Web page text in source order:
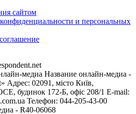
сайтом
и персональных
медиа Название онлайн-медиа -
Адрес: 02091, місто Київ,
будинок 172-Б, офіс 208/1 E-mail:
Телефон: 044-205-43-00
- R40-06068